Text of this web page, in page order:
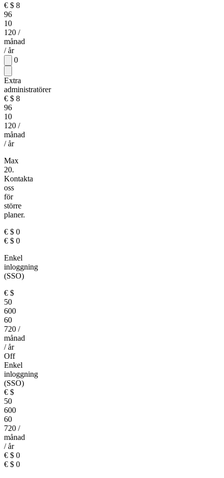
€ $ 8
96
10
120 /
månad
/ år
0
Extra
administratörer
€ $ 8
96
10
120 /
månad
/ år
Max
20.
Kontakta
oss
för
större
planer.
€ $ 0
€ $ 0
Enkel
inloggning
(SSO)
€ $
50
600
60
720 /
månad
/ år
Off
Enkel
inloggning
(SSO)
€ $
50
600
60
720 /
månad
/ år
€ $ 0
€ $ 0